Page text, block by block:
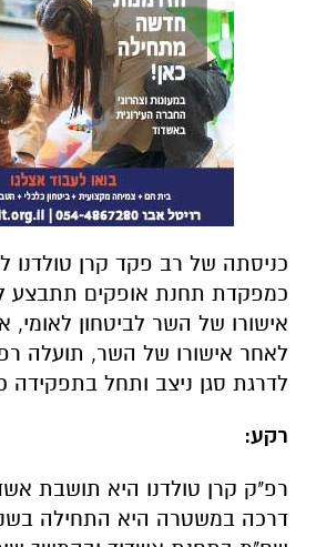
כניסתה של רב פקד קרן
כמפקדת תחנת אופקים תתבצע
אישורו של השר לביטחון לאומי,
לאחר אישורו של השר, תועלה
לדרגת סגן ניצב ותחל
רקע: